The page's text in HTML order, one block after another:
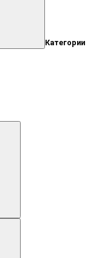
Категории